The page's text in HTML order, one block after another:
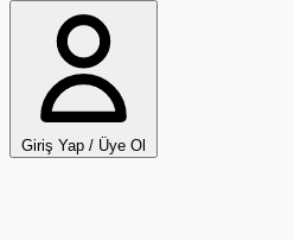
Giriş Yap / Üye Ol